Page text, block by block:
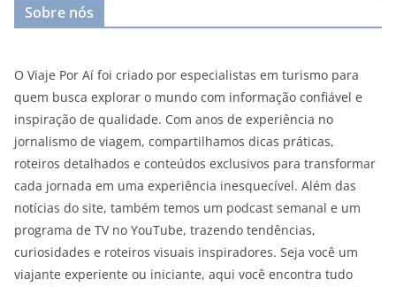
Sobre nós
O Viaje Por Aí foi criado por especialistas em turismo para
quem busca explorar o mundo com informação confiável e
inspiração de qualidade. Com anos de experiência no
jornalismo de viagem, compartilhamos dicas práticas,
roteiros detalhados e conteúdos exclusivos para transformar
cada jornada em uma experiência inesquecível. Além das
notícias do site, também temos um podcast semanal e um
programa de TV no YouTube, trazendo tendências,
curiosidades e roteiros visuais inspiradores. Seja você um
viajante experiente ou iniciante, aqui você encontra tudo